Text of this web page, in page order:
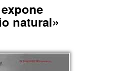
natural»